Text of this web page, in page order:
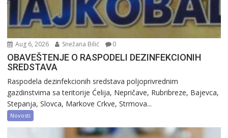
Aug 6, 2026 Snežana Bilić 0
OBAVEŠTENJE O RASPODELI DEZINFEKCIONIH
SREDSTAVA
Raspodela dezinfekcionih sredstava poljoprivrednim
gazdinstvima sa teritorije Ćelija, Nepričave, Rubribreze, Bajevca,
Stepanja, Slovca, Markove Crkve, Strmova...
Novosti